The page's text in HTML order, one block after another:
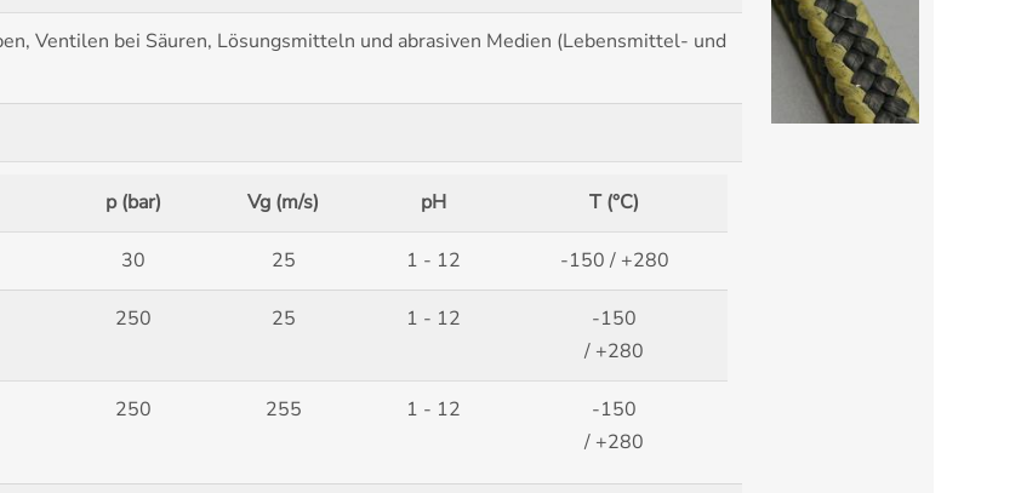
Ventilen bei Säuren, Lösungsmitteln und abrasiven Medien (Lebensmittel- und
p (bar) Vg (m/s) pH T (°C)
30 25 1 - 12 -150 / +280
250 25 1 - 12
-150
/ +280
250 255 1 - 12
-150
/ +280